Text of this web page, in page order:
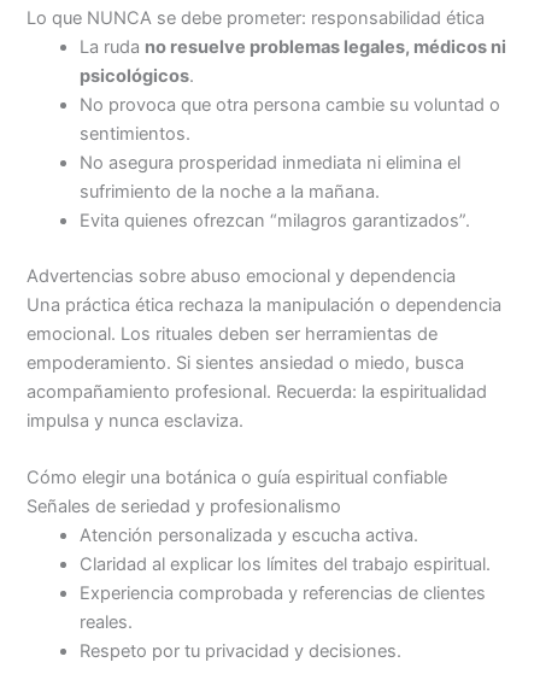
Lo que NUNCA se debe prometer: responsabilidad ética
La ruda no resuelve problemas legales, médicos ni
psicológicos.
No provoca que otra persona cambie su voluntad o
sentimientos.
No asegura prosperidad inmediata ni elimina el
sufrimiento de la noche a la mañana.
Evita quienes ofrezcan “milagros garantizados”.
Advertencias sobre abuso emocional y dependencia
Una práctica ética rechaza la manipulación o dependencia
emocional. Los rituales deben ser herramientas de
empoderamiento. Si sientes ansiedad o miedo, busca
acompañamiento profesional. Recuerda: la espiritualidad
impulsa y nunca esclaviza.
Cómo elegir una botánica o guía espiritual confiable
Señales de seriedad y profesionalismo
Atención personalizada y escucha activa.
Claridad al explicar los límites del trabajo espiritual.
Experiencia comprobada y referencias de clientes
reales.
Respeto por tu privacidad y decisiones.